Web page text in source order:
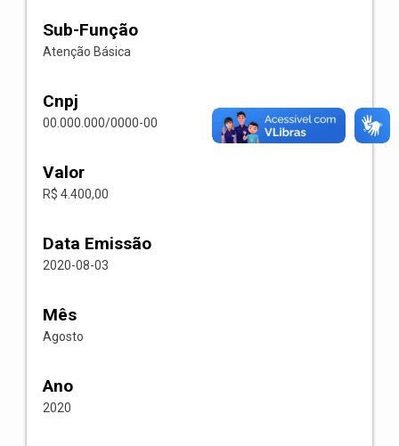
Sub-Função
Atenção Básica
Cnpj
00.000.000/0000-00
Valor
R$ 4.400,00
Data Emissão
2020-08-03
Mês
Agosto
Ano
2020